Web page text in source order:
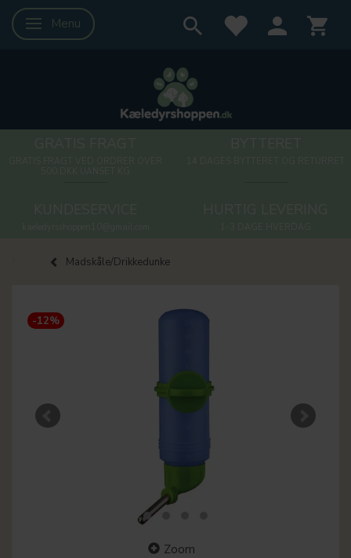
Skifte navigation
Menu
Madskåle/Drikkedunke
-12%
Zoom